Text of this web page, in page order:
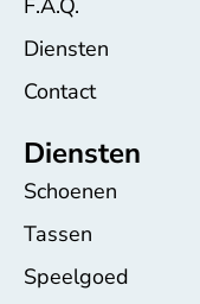
F.A.Q.
Diensten
Contact
Diensten
Schoenen
Tassen
Speelgoed